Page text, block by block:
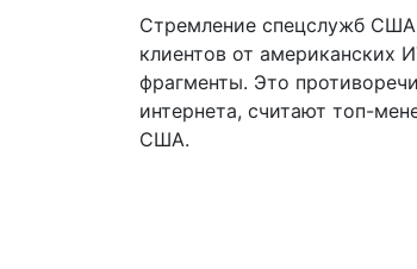
Стремление спецслужб США
клиентов от американских
фрагменты. Это
интернета, считают топ-
США.